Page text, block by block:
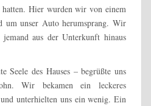
Hier wurden wir von einem
unser Auto herumsprang. Wir
aus der Unterkunft hinaus
des Hauses – begrüßte uns
Wir bekamen ein leckeres
unterhielten uns ein wenig. Ein